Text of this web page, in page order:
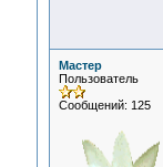
Мастер
Пользователь
Сообщений: 125